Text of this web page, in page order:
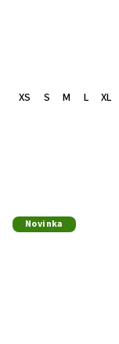
XS
S M L XL
Novinka